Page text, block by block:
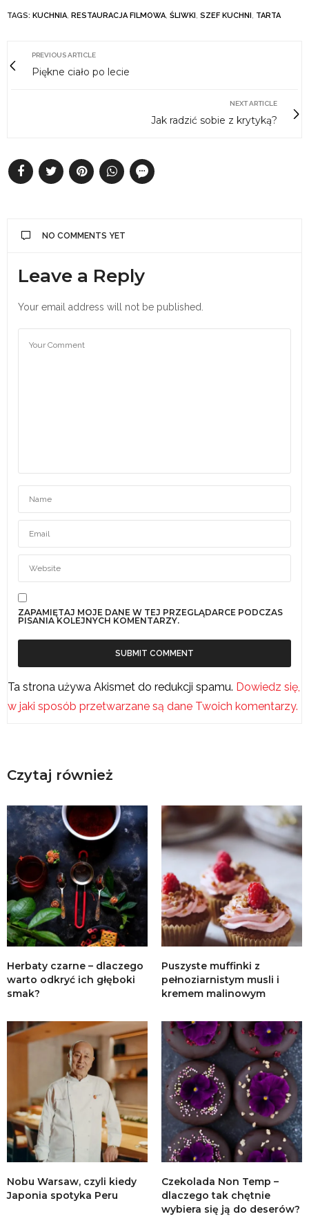
TAGS: KUCHNIA, RESTAURACJA FILMOWA, ŚLIWKI , SZEF KUCHNI , TARTA
PREVIOUS ARTICLE
Piękne ciało po lecie
NEXT ARTICLE
Jak radzić sobie z krytyką?
NO COMMENTS YET
Leave a Reply
Your email address will not be published.
ZAPAMIĘTAJ MOJE DANE W TEJ PRZEGLĄDARCE PODCZAS
PISANIA KOLEJNYCH KOMENTARZY.
Ta strona używa Akismet do redukcji spamu. Dowiedz się,
w jaki sposób przetwarzane są dane Twoich komentarzy.
Czytaj również
Herbaty czarne – dlaczego
warto odkryć ich głęboki
smak?
Puszyste muffinki z
pełnoziarnistym musli i
kremem malinowym
Nobu Warsaw, czyli kiedy
Japonia spotyka Peru
Czekolada Non Temp –
dlaczego tak chętnie
wybiera się ją do deserów?